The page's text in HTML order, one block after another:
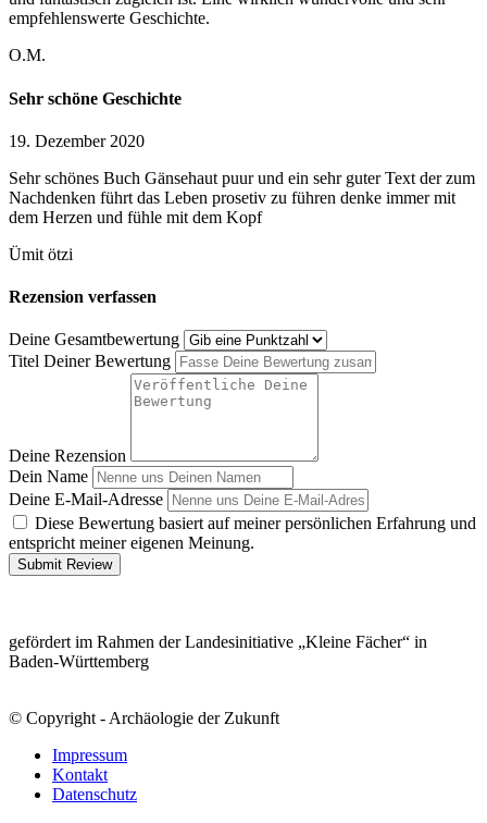
empfehlenswerte Geschichte.
O.M.
Sehr schöne Geschichte
19. Dezember 2020
Sehr schönes Buch Gänsehaut puur und ein sehr guter Text der zum
Nachdenken führt das Leben prosetiv zu führen denke immer mit
dem Herzen und fühle mit dem Kopf
Ümit ötzi
Rezension verfassen
Deine Gesamtbewertung
Titel Deiner Bewertung
Deine Rezension
Dein Name
Deine E-Mail-Adresse
Diese Bewertung basiert auf meiner persönlichen Erfahrung und
entspricht meiner eigenen Meinung.
Submit Review
gefördert im Rahmen der Landesinitiative „Kleine Fächer“ in
Baden-Württemberg
© Copyright - Archäologie der Zukunft
Impressum
Kontakt
Datenschutz